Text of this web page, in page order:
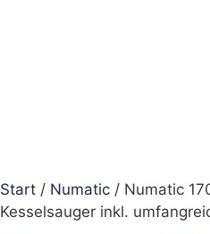
Start / Numatic / Numatic
Kesselsauger inkl.